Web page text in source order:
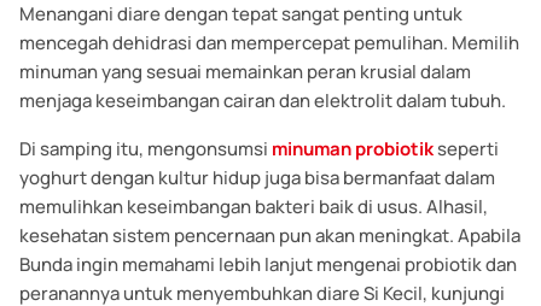
Menangani diare dengan tepat sangat penting untuk
mencegah dehidrasi dan mempercepat pemulihan. Memilih
minuman yang sesuai memainkan peran krusial dalam
menjaga keseimbangan cairan dan elektrolit dalam tubuh.
Di samping itu, mengonsumsi minuman probiotikseperti
yoghurt dengan kultur hidup juga bisa bermanfaat dalam
memulihkan keseimbangan bakteri baik di usus. Alhasil,
kesehatan sistem pencernaan pun akan meningkat. Apabila
Bunda ingin memahami lebih lanjut mengenai probiotik dan
peranannya untuk menyembuhkan diare Si Kecil, kunjungi